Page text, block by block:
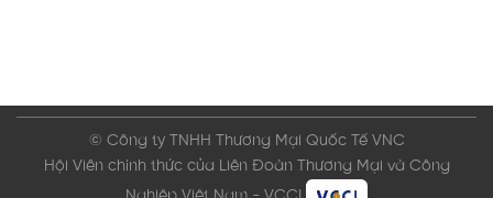
© Công ty TNHH Thương Mại Quốc Tế VNC
Hội Viên chính thức của Liên Đoàn Thương Mại và Công